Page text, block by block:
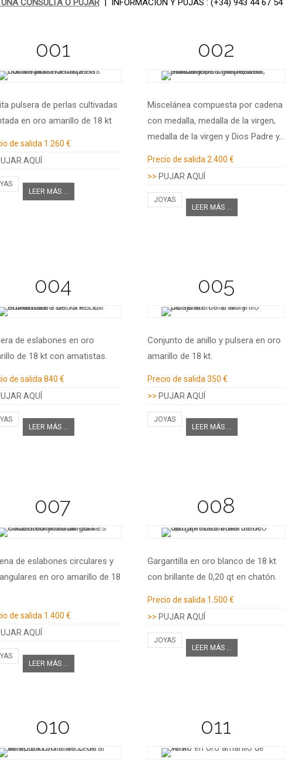
CONSULTA O PUJAR | INFORMACIÓN Y PUJAS : (+34) 943 44 67 54
001
pulsera de perlas cultivadas
en oro amarillo de 18 kt
de salida 1.260 €
AQUÍ
LEER MÁS ...
002
Miscelánea compuesta por cadena
con medalla, medalla de la virgen,
medalla de la virgen y Dios Padre y…
Precio de salida 2.400 €
>> PUJAR AQUÍ
JOYAS
LEER MÁS ...
004
de eslabones en oro
de 18 kt con amatistas.
de salida840 €
AQUÍ
LEER MÁS ...
005
Conjunto de anillo y pulsera en oro
amarillo de 18 kt.
Precio de salida350 €
>> PUJAR AQUÍ
JOYAS
LEER MÁS ...
007
de eslabones circulares y
en oro amarillo de 18
de salida 1.400 €
AQUÍ
LEER MÁS ...
008
Gargantilla en oro blanco de 18 kt
con brillante de 0,20 qt en chatón.
Precio de salida 1.500 €
>> PUJAR AQUÍ
JOYAS
LEER MÁS ...
010 011